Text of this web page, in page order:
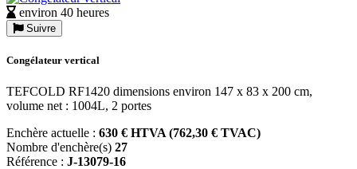
environ 40 heures
Suivre
Congélateur vertical
TEFCOLD RF1420 dimensions environ 147 x 83 x 200 cm,
volume net : 1004L, 2 portes
Enchère actuelle : 630 € HTVA (762,30 € TVAC)
Nombre d'enchère(s) 27
Référence : J-13079-16